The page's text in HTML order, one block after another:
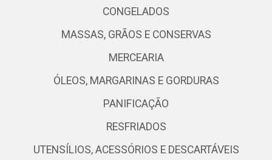
CONGELADOS
MASSAS, GRÃOS E CONSERVAS
MERCEARIA
ÓLEOS, MARGARINAS E GORDURAS
PANIFICAÇÃO
RESFRIADOS
UTENSÍLIOS, ACESSÓRIOS E DESCARTÁVEIS